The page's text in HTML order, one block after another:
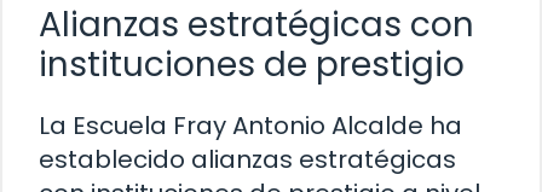
Alianzas estratégicas con
instituciones de prestigio
La Escuela Fray Antonio Alcalde ha
establecido alianzas estratégicas